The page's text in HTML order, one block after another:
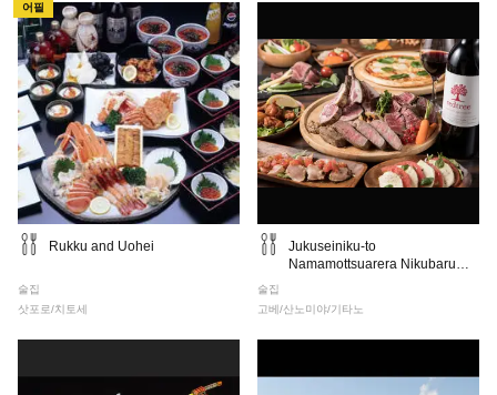
어필
Rukku and Uohei
술집
삿포로/치토세
Jukuseiniku-to
Namamottsuarera Nikubaru
술집
고베/산노미야/기타노